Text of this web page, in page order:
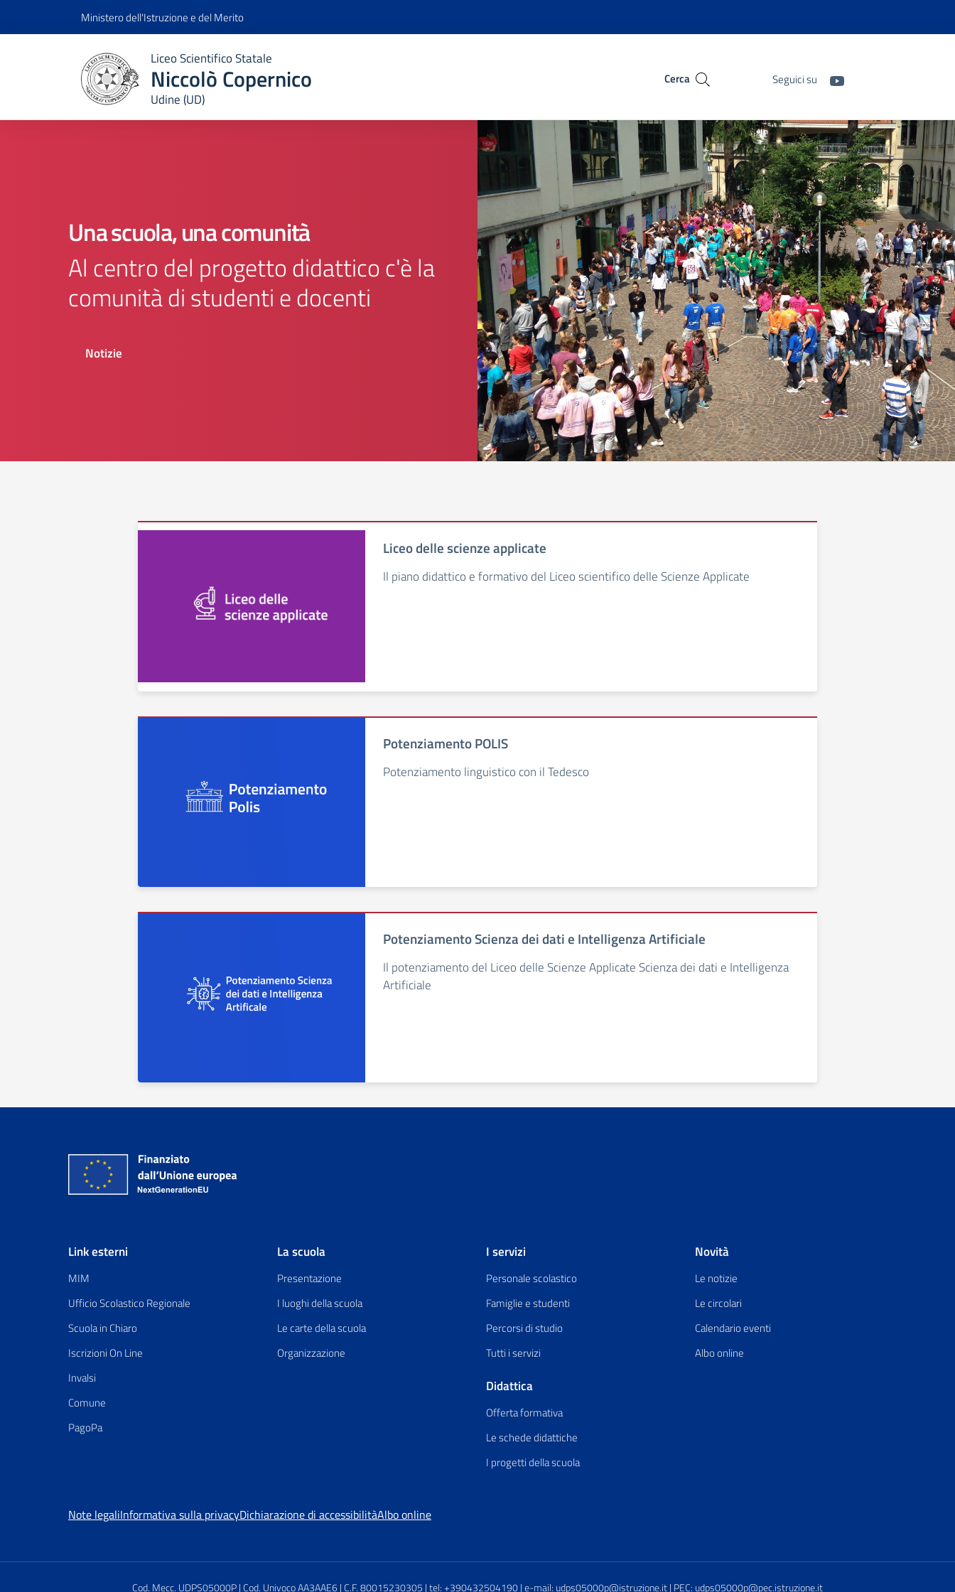
Ministero dell'Istruzione e del Merito
Liceo Scientifico Statale
Niccolò Copernico
Udine (UD)
Cerca Seguici su
Una scuola, una comunità
Al centro del progetto didattico c'è la
comunità di studenti e docenti
Notizie
Liceo delle scienze applicate
Il piano didattico e formativo del Liceo scientifico delle Scienze Applicate
Potenziamento POLIS
Potenziamento linguistico con il Tedesco
Potenziamento Scienza dei dati e Intelligenza Artificiale
Il potenziamento del Liceo delle Scienze Applicate Scienza dei dati e Intelligenza
Artificiale
Link esterni
MIM
Ufficio Scolastico Regionale
Scuola in Chiaro
Iscrizioni On Line
Invalsi
Comune
PagoPa
La scuola
Presentazione
I luoghi della scuola
Le carte della scuola
Organizzazione
I servizi
Personale scolastico
Famiglie e studenti
Percorsi di studio
Tutti i servizi
Didattica
Offerta formativa
Le schede didattiche
I progetti della scuola
Novità
Le notizie
Le circolari
Calendario eventi
Albo online
Note legaliInformativa sulla privacyDichiarazione di accessibilitàAlbo online
Cod. Mecc. UDPS05000P | Cod. Univoco AA3AAE6 | C.F. 80015230305 | tel: +390432504190 | e-mail: udps05000p@istruzione.it | PEC: udps05000p@pec.istruzione.it